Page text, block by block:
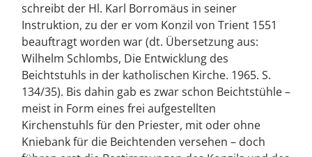
schreibt der Hl. Karl Borromäus in seiner
Instruktion, zu der er vom Konzil von Trient 1551
beauftragt worden war (dt. Übersetzung aus:
Wilhelm Schlombs, Die Entwicklung des
Beichtstuhls in der katholischen Kirche. 1965. S.
134/35). Bis dahin gab es zwar schon Beichtstühle –
meist in Form eines frei aufgestellten
Kirchenstuhls für den Priester, mit oder ohne
Kniebank für die Beichtenden versehen – doch